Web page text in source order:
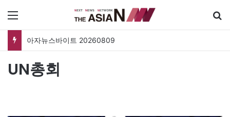
아자뉴스바이트 20260809
UN총회